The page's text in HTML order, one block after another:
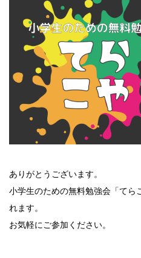
ありがとうございます。
小学生のための無料勉強会「てら
れます。
お気軽にご参加ください。